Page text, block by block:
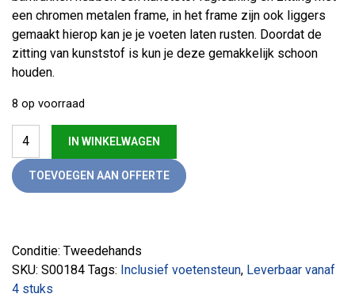
een chromen metalen frame, in het frame zijn ook liggers
gemaakt hierop kan je je voeten laten rusten. Doordat de
zitting van kunststof is kun je deze gemakkelijk schoon
houden.
8 op voorraad
Casala Curvy design barkruk aantal
IN WINKELWAGEN
TOEVOEGEN AAN OFFERTE
Conditie: Tweedehands
SKU: S00184 Tags: Inclusief voetensteun, Leverbaar vanaf
4 stuks